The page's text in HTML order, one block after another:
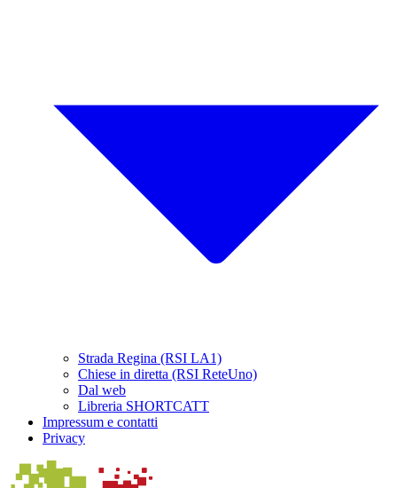
Strada Regina (RSI LA1)
Chiese in diretta (RSI ReteUno)
Dal web
Libreria SHORTCATT
Impressum e contatti
Privacy